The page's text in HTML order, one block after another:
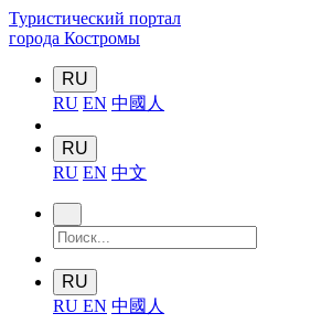
Туристический портал
города Костромы
RU
RU EN 中國人
RU
RU EN 中文
RU
RU EN 中國人